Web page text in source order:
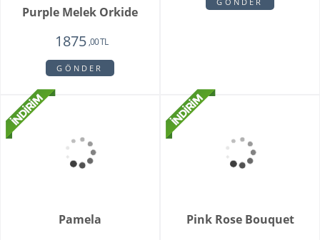
Purple Melek Orkide
1875 ,00 TL
GÖNDER
Vivam Orkide